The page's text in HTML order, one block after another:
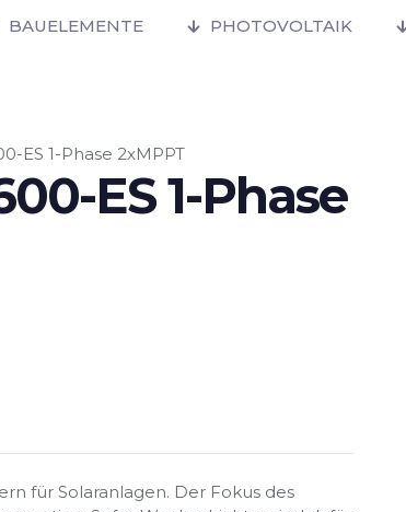
BAUELEMENTE PHOTOVOLTAIK
ES 1-Phase 2xMPPT
ES 1-Phase
für Solaranlagen. Der Fokus des